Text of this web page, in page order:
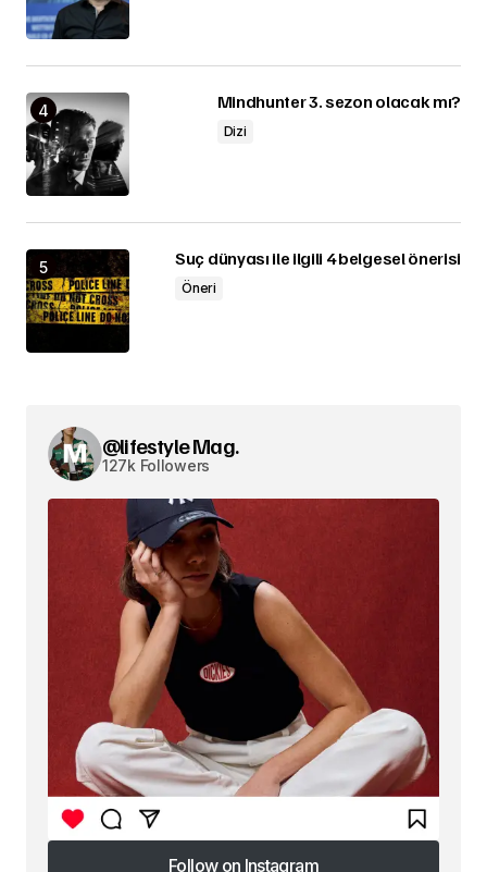
Mindhunter 3. sezon olacak mı?
Dizi
Suç dünyası ile ilgili 4 belgesel önerisi
Öneri
@lifestyle Mag.
127k Followers
Follow on Instagram